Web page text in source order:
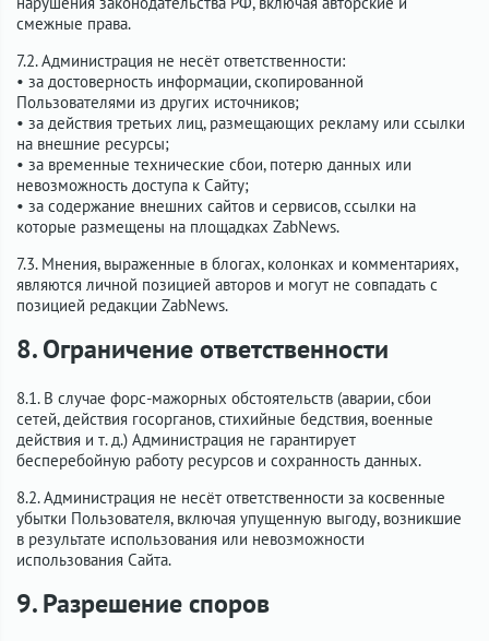
смежные права.
7.2. Администрация не несёт ответственности:
• за достоверность информации, скопированной
Пользователями из других источников;
• за действия третьих лиц, размещающих рекламу или ссылки
на внешние ресурсы;
• за временные технические сбои, потерю данных или
невозможность доступа к Сайту;
• за содержание внешних сайтов и сервисов, ссылки на
которые размещены на площадках ZabNews.
7.3. Мнения, выраженные в блогах, колонках и комментариях,
являются личной позицией авторов и могут не совпадать с
позицией редакции ZabNews.
8. Ограничение ответственности
8.1. В случае форс-мажорных обстоятельств (аварии, сбои
сетей, действия госорганов, стихийные бедствия, военные
действия и т. д.) Администрация не гарантирует
бесперебойную работу ресурсов и сохранность данных.
8.2. Администрация не несёт ответственности за косвенные
убытки Пользователя, включая упущенную выгоду, возникшие
в результате использования или невозможности
использования Сайта.
9. Разрешение споров